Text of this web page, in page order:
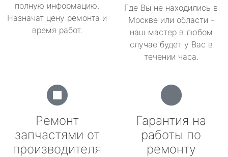
полную информацию.
Назначат цену ремонта и
время работ.
Где Вы не находились в
Москве или области -
наш мастер в любом
случае будет у Вас в
течении часа.
Ремонт
запчастями от
производителя
Гарантия на
работы по
ремонту